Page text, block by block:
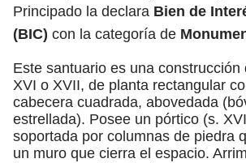
Principado la declara Bien de
(BIC) con la categoría de
Este santuario es una construcción
XVI o XVII, de planta rectangular
cabecera cuadrada, abovedada
estrellada). Posee un pórtico (s.
soportada por columnas de piedra
un muro que cierra el espacio.